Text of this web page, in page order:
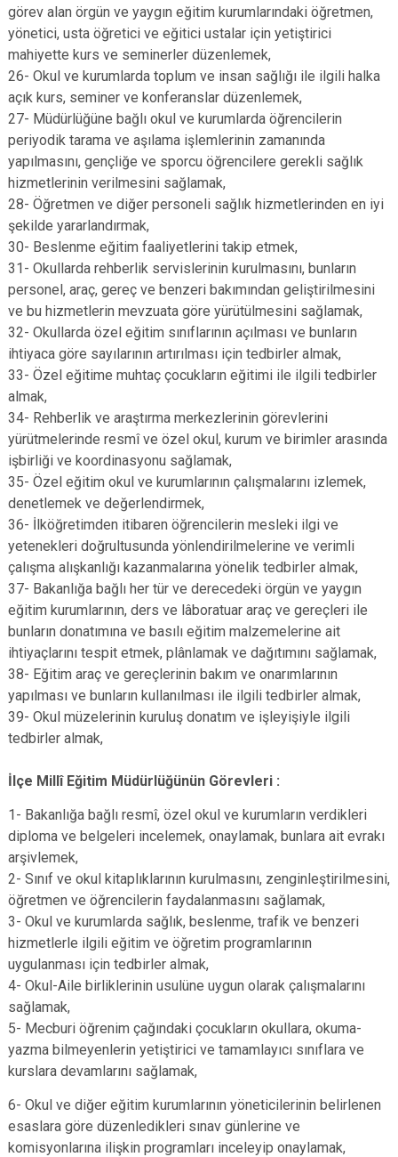
görev alan örgün ve yaygın eğitim kurumlarındaki öğretmen,
yönetici, usta öğretici ve eğitici ustalar için yetiştirici
mahiyette kurs ve seminerler düzenlemek,
26- Okul ve kurumlarda toplum ve insan sağlığı ile ilgili halka
açık kurs, seminer ve konferanslar düzenlemek,
27- Müdürlüğüne bağlı okul ve kurumlarda öğrencilerin
periyodik tarama ve aşılama işlemlerinin zamanında
yapılmasını, gençliğe ve sporcu öğrencilere gerekli sağlık
hizmetlerinin verilmesini sağlamak,
28- Öğretmen ve diğer personeli sağlık hizmetlerinden en iyi
şekilde yararlandırmak,
30- Beslenme eğitim faaliyetlerini takip etmek,
31- Okullarda rehberlik servislerinin kurulmasını, bunların
personel, araç, gereç ve benzeri bakımından geliştirilmesini
ve bu hizmetlerin mevzuata göre yürütülmesini sağlamak,
32- Okullarda özel eğitim sınıflarının açılması ve bunların
ihtiyaca göre sayılarının artırılması için tedbirler almak,
33- Özel eğitime muhtaç çocukların eğitimi ile ilgili tedbirler
almak,
34- Rehberlik ve araştırma merkezlerinin görevlerini
yürütmelerinde resmî ve özel okul, kurum ve birimler arasında
işbirliği ve koordinasyonu sağlamak,
35- Özel eğitim okul ve kurumlarının çalışmalarını izlemek,
denetlemek ve değerlendirmek,
36- İlköğretimden itibaren öğrencilerin mesleki ilgi ve
yetenekleri doğrultusunda yönlendirilmelerine ve verimli
çalışma alışkanlığı kazanmalarına yönelik tedbirler almak,
37- Bakanlığa bağlı her tür ve derecedeki örgün ve yaygın
eğitim kurumlarının, ders ve lâboratuar araç ve gereçleri ile
bunların donatımına ve basılı eğitim malzemelerine ait
ihtiyaçlarını tespit etmek, plânlamak ve dağıtımını sağlamak,
38- Eğitim araç ve gereçlerinin bakım ve onarımlarının
yapılması ve bunların kullanılması ile ilgili tedbirler almak,
39- Okul müzelerinin kuruluş donatım ve işleyişiyle ilgili
tedbirler almak,
İlçe Millî Eğitim Müdürlüğünün Görevleri :
1- Bakanlığa bağlı resmî, özel okul ve kurumların verdikleri
diploma ve belgeleri incelemek, onaylamak, bunlara ait evrakı
arşivlemek,
2- Sınıf ve okul kitaplıklarının kurulmasını, zenginleştirilmesini,
öğretmen ve öğrencilerin faydalanmasını sağlamak,
3- Okul ve kurumlarda sağlık, beslenme, trafik ve benzeri
hizmetlerle ilgili eğitim ve öğretim programlarının
uygulanması için tedbirler almak,
4- Okul-Aile birliklerinin usulüne uygun olarak çalışmalarını
sağlamak,
5- Mecburi öğrenim çağındaki çocukların okullara, okuma-
yazma bilmeyenlerin yetiştirici ve tamamlayıcı sınıflara ve
kurslara devamlarını sağlamak,
6- Okul ve diğer eğitim kurumlarının yöneticilerinin belirlenen
esaslara göre düzenledikleri sınav günlerine ve
komisyonlarına ilişkin programları inceleyip onaylamak,